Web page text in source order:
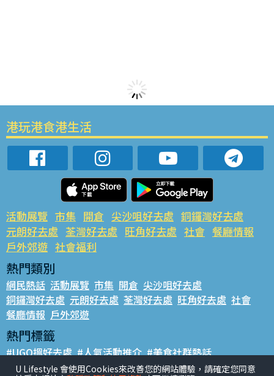
港玩港食港生活
活動展覽 市集 開倉 尖沙咀好去處 銅鑼灣好去處
元朗好去處 荃灣好去處 旺角好去處 社會 餐廳情報
戶外郊遊 社會福利
熱門類別
網民熱話 活動展覽 市集 開倉 尖沙咀好去處
銅鑼灣好去處 元朗好去處 荃灣好去處 旺角好去處 社會
餐廳情報 戶外郊遊
熱門標籤
#UGO搵好去處 #人氣活動推介 #美食社群熱話
#親子玩樂好去處 #ULifestyle應用程式 #限時搶
U Lifestyle 會使用Cookies來改善您的網站體驗，請確定您同意